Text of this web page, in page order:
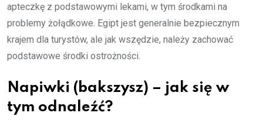
apteczkę z podstawowymi lekami, w tym środkami na
problemy żołądkowe. Egipt jest generalnie bezpiecznym
krajem dla turystów, ale jak wszędzie, należy zachować
podstawowe środki ostrożności.
Napiwki (bakszysz) – jak się w
tym odnaleźć?